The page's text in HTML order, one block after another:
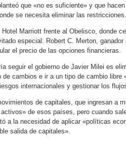
que «no es suficiente» y que
se necesita eliminar las restricciones.
Marriott frente al Obelisco, donde
especial: Robert C. Merton, ganador
el precio de las opciones financieras.
seguir el gobierno de Javier Milei es
cambios e ir a un tipo de cambio libre
internacionales y gestionar los
de capitales, que ingresan a
de esos países, pero cuando
a la necesidad de aplicar «políticas
salida de capitales».